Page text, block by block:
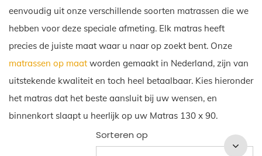
eenvoudig uit onze verschillende soorten matrassen die we
hebben voor deze speciale afmeting. Elk matras heeft
precies de juiste maat waar u naar op zoekt bent. Onze
matrassen op maat worden gemaakt in Nederland, zijn van
uitstekende kwaliteit en toch heel betaalbaar. Kies hieronder
het matras dat het beste aansluit bij uw wensen, en
binnenkort slaapt u heerlijk op uw Matras 130 x 90.
Sorteren op